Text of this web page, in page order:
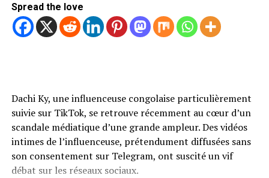
Spread the love
Dachi Ky, une influenceuse congolaise particulièrement
suivie sur TikTok, se retrouve récemment au cœur d’un
scandale médiatique d’une grande ampleur. Des vidéos
intimes de l’influenceuse, prétendument diffusées sans
son consentement sur Telegram, ont suscité un vif
débat sur les réseaux sociaux.